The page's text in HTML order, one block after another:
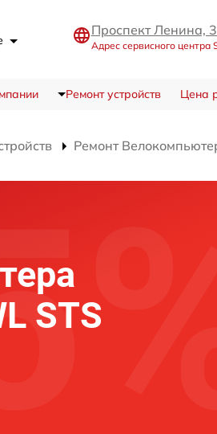
Проспект Ленина,
Адрес сервисного центра
Ремонт устройств Цена
Ремонт
STS